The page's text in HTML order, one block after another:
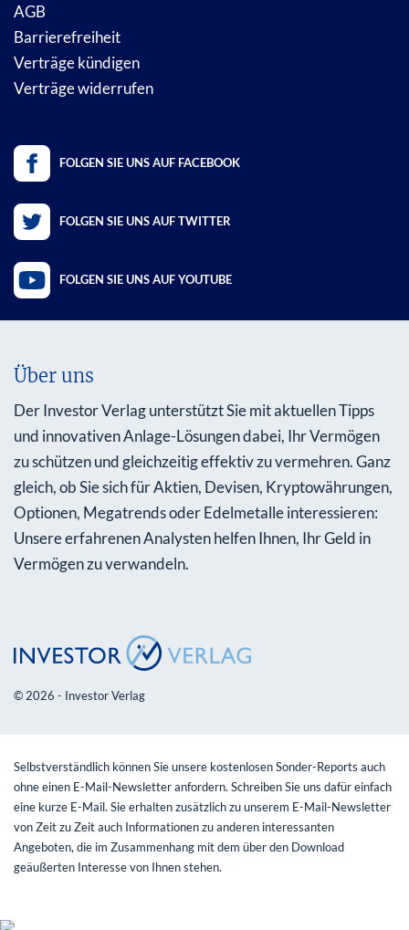
AGB
Barrierefreiheit
Verträge kündigen
Verträge widerrufen
FOLGEN SIE UNS AUF FACEBOOK
FOLGEN SIE UNS AUF TWITTER
FOLGEN SIE UNS AUF YOUTUBE
Über uns
Der Investor Verlag unterstützt Sie mit aktuellen Tipps
und innovativen Anlage-Lösungen dabei, Ihr Vermögen
zu schützen und gleichzeitig effektiv zu vermehren. Ganz
gleich, ob Sie sich für Aktien, Devisen, Kryptowährungen,
Optionen, Megatrends oder Edelmetalle interessieren:
Unsere erfahrenen Analysten helfen Ihnen, Ihr Geld in
Vermögen zu verwandeln.
© 2026 - Investor Verlag
Selbstverständlich können Sie unsere kostenlosen Sonder-Reports auch
ohne einen E-Mail-Newsletter anfordern. Schreiben Sie uns dafür einfach
eine kurze E-Mail. Sie erhalten zusätzlich zu unserem E-Mail-Newsletter
von Zeit zu Zeit auch Informationen zu anderen interessanten
Angeboten, die im Zusammenhang mit dem über den Download
geäußerten Interesse von Ihnen stehen.